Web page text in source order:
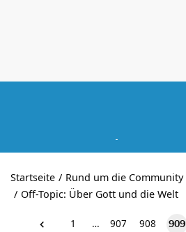
Startseite
Rund um die Community
Off-Topic: Über Gott und die Welt
1 … 907 908 909